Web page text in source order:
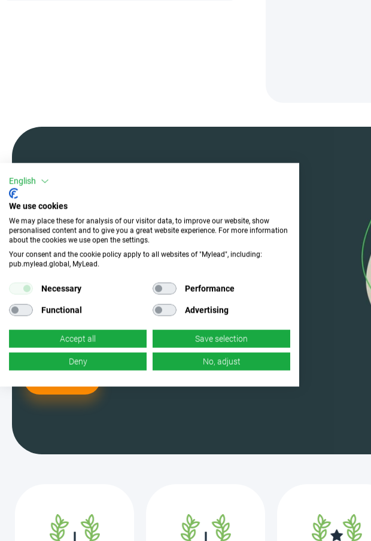
Word lid en kies de
perfecte campagne
Word een van de MyLead-gebruikers
en kies uit de meest effectieve
campagnes. Ja, je leest het goed –
English
We use cookies
We may place these for analysis of our visitor data, to improve our website, show
personalised content and to give you a great website experience. For more information
about the cookies we use open the settings.
Your consent and the cookie policy apply to all websites of "Mylead", including:
pub.mylead.global, MyLead.
Necessary Performance
Functional Advertising
Accept all Save selection
Deny No, adjust